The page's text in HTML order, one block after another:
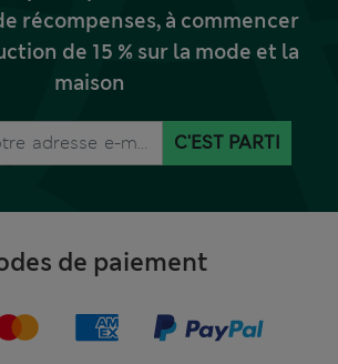
récompenses, à commencer
de 15 % sur la mode et la
maison
C'EST PARTI
de paiement